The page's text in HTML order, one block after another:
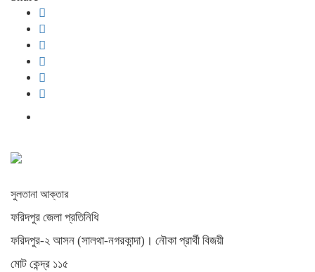
সুলতানা আক্তার
ফরিদপুর জেলা প্রতিনিধি
ফরিদপুর-২ আসন (সালথা-নগরকান্দা)। নৌকা প্রার্থী বিজয়ী
মোট কেন্দ্র ১১৫